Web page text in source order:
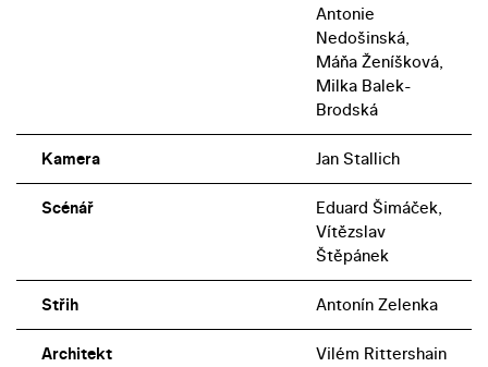
Antonie
Nedošinská,
Máňa Ženíšková,
Milka Balek-
Brodská
Kamera Jan Stallich
Scénář
Eduard Šimáček,
Vítězslav
Štěpánek
Střih Antonín Zelenka
Architekt Vilém Rittershain